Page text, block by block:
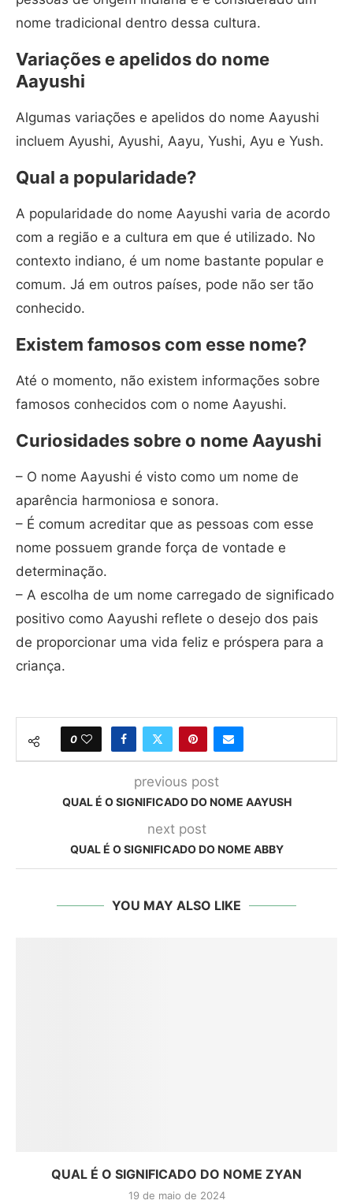
nome tradicional dentro dessa cultura.
Variações e apelidos do nome
Aayushi
Algumas variações e apelidos do nome Aayushi
incluem Ayushi, Ayushi, Aayu, Yushi, Ayu e Yush.
Qual a popularidade?
A popularidade do nome Aayushi varia de acordo
com a região e a cultura em que é utilizado. No
contexto indiano, é um nome bastante popular e
comum. Já em outros países, pode não ser tão
conhecido.
Existem famosos com esse nome?
Até o momento, não existem informações sobre
famosos conhecidos com o nome Aayushi.
Curiosidades sobre o nome Aayushi
– O nome Aayushi é visto como um nome de
aparência harmoniosa e sonora.
– É comum acreditar que as pessoas com esse
nome possuem grande força de vontade e
determinação.
– A escolha de um nome carregado de significado
positivo como Aayushi reflete o desejo dos pais
de proporcionar uma vida feliz e próspera para a
criança.
0
previous post
QUAL É O SIGNIFICADO DO NOME AAYUSH
next post
QUAL É O SIGNIFICADO DO NOME ABBY
YOU MAY ALSO LIKE
QUAL É O SIGNIFICADO DO NOME ZYAN
19 de maio de 2024